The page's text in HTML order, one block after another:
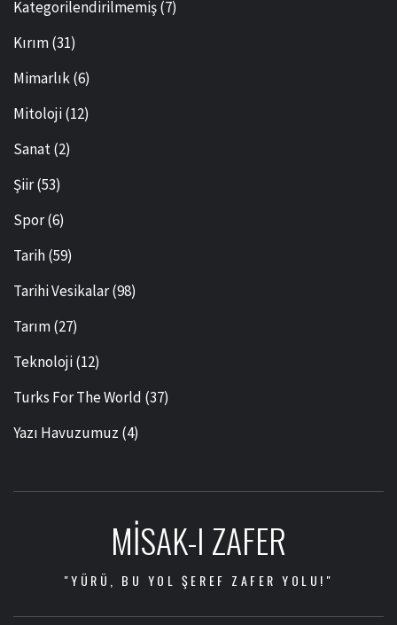
Kategorilendirilmemiş(7)
Kırım(31)
Mimarlık(6)
Mitoloji(12)
Sanat(2)
Şiir(53)
Spor(6)
Tarih(59)
Tarihi Vesikalar(98)
Tarım(27)
Teknoloji(12)
Turks For The World (37)
Yazı Havuzumuz (4)
MISAK-I ZAFER
"YÜRÜ, BU YOL ŞEREF ZAFER YOLU!"